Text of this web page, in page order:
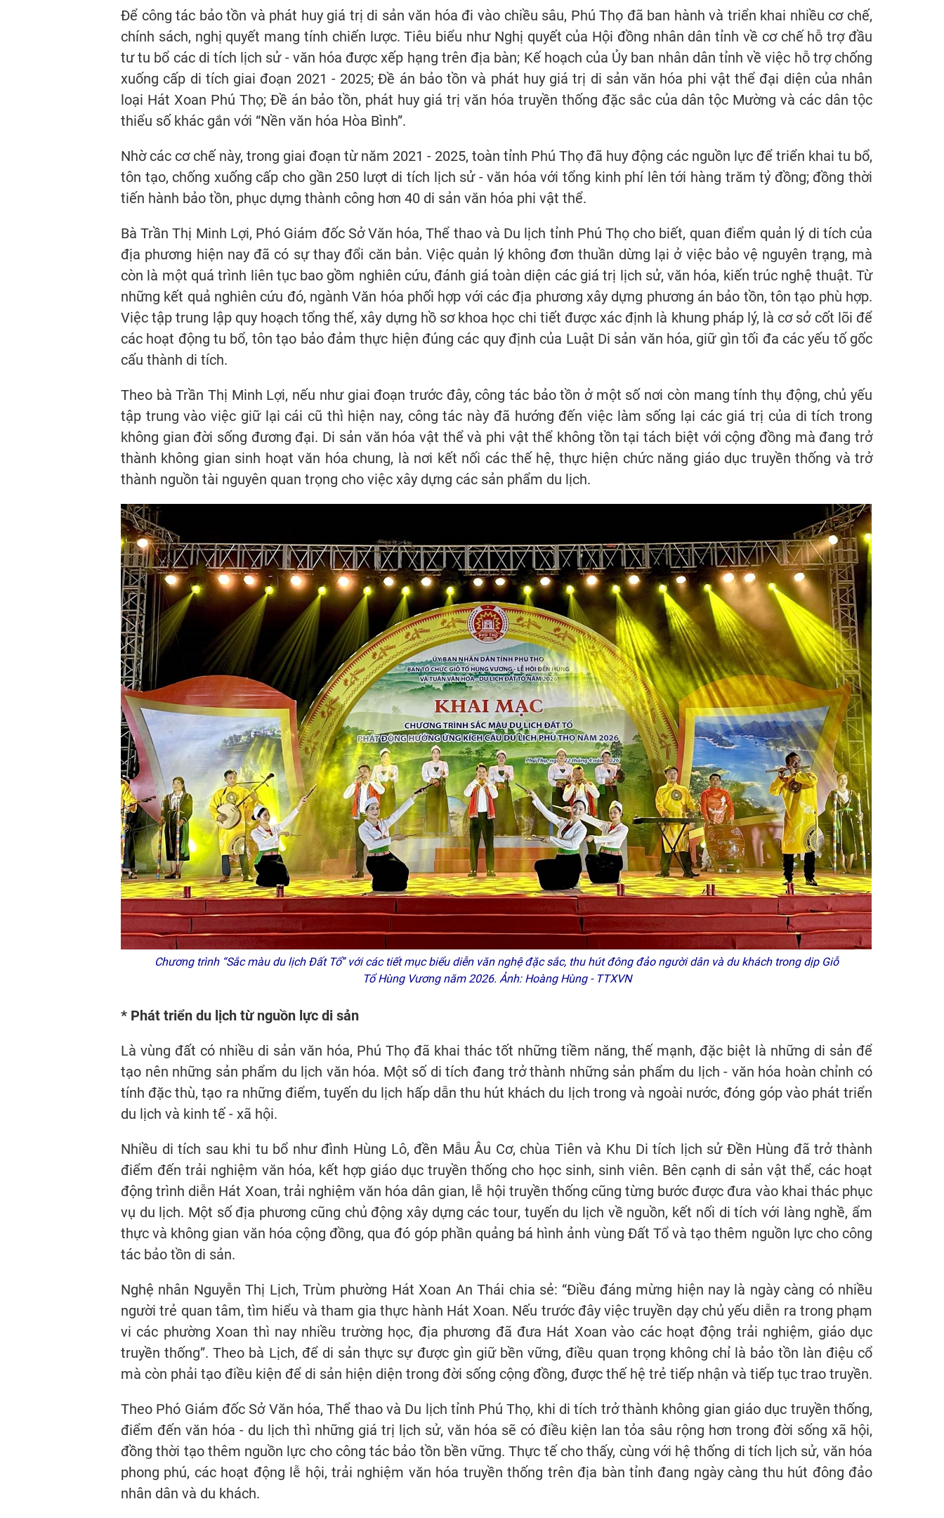
Để công tác bảo tồn và phát huy giá trị di sản văn hóa đi vào chiều sâu, Phú Thọ đã ban hành và triển khai nhiều cơ chế,
chính sách, nghị quyết mang tính chiến lược. Tiêu biểu như Nghị quyết của Hội đồng nhân dân tỉnh về cơ chế hỗ trợ đầu
tư tu bổ các di tích lịch sử - văn hóa được xếp hạng trên địa bàn; Kế hoạch của Ủy ban nhân dân tỉnh về việc hỗ trợ chống
xuống cấp di tích giai đoạn 2021 - 2025; Đề án bảo tồn và phát huy giá trị di sản văn hóa phi vật thể đại diện của nhân
loại Hát Xoan Phú Thọ; Đề án bảo tồn, phát huy giá trị văn hóa truyền thống đặc sắc của dân tộc Mường và các dân tộc
thiểu số khác gắn với “Nền văn hóa Hòa Bình”.
Nhờ các cơ chế này, trong giai đoạn từ năm 2021 - 2025, toàn tỉnh Phú Thọ đã huy động các nguồn lực để triển khai tu bổ,
tôn tạo, chống xuống cấp cho gần 250 lượt di tích lịch sử - văn hóa với tổng kinh phí lên tới hàng trăm tỷ đồng; đồng thời
tiến hành bảo tồn, phục dựng thành công hơn 40 di sản văn hóa phi vật thể.
Bà Trần Thị Minh Lợi, Phó Giám đốc Sở Văn hóa, Thể thao và Du lịch tỉnh Phú Thọ cho biết, quan điểm quản lý di tích của
địa phương hiện nay đã có sự thay đổi căn bản. Việc quản lý không đơn thuần dừng lại ở việc bảo vệ nguyên trạng, mà
còn là một quá trình liên tục bao gồm nghiên cứu, đánh giá toàn diện các giá trị lịch sử, văn hóa, kiến trúc nghệ thuật. Từ
những kết quả nghiên cứu đó, ngành Văn hóa phối hợp với các địa phương xây dựng phương án bảo tồn, tôn tạo phù hợp.
Việc tập trung lập quy hoạch tổng thể, xây dựng hồ sơ khoa học chi tiết được xác định là khung pháp lý, là cơ sở cốt lõi để
các hoạt động tu bổ, tôn tạo bảo đảm thực hiện đúng các quy định của Luật Di sản văn hóa, giữ gìn tối đa các yếu tố gốc
cấu thành di tích.
Theo bà Trần Thị Minh Lợi, nếu như giai đoạn trước đây, công tác bảo tồn ở một số nơi còn mang tính thụ động, chủ yếu
tập trung vào việc giữ lại cái cũ thì hiện nay, công tác này đã hướng đến việc làm sống lại các giá trị của di tích trong
không gian đời sống đương đại. Di sản văn hóa vật thể và phi vật thể không tồn tại tách biệt với cộng đồng mà đang trở
thành không gian sinh hoạt văn hóa chung, là nơi kết nối các thế hệ, thực hiện chức năng giáo dục truyền thống và trở
thành nguồn tài nguyên quan trọng cho việc xây dựng các sản phẩm du lịch.
Chương trình “Sắc màu du lịch Đất Tổ” với các tiết mục biểu diễn văn nghệ đặc sắc, thu hút đông đảo người dân và du khách trong dịp Giỗ
Tổ Hùng Vương năm 2026. Ảnh: Hoàng Hùng - TTXVN
* Phát triển du lịch từ nguồn lực di sản
Là vùng đất có nhiều di sản văn hóa, Phú Thọ đã khai thác tốt những tiềm năng, thế mạnh, đặc biệt là những di sản để
tạo nên những sản phẩm du lịch văn hóa. Một số di tích đang trở thành những sản phẩm du lịch - văn hóa hoàn chỉnh có
tính đặc thù, tạo ra những điểm, tuyến du lịch hấp dẫn thu hút khách du lịch trong và ngoài nước, đóng góp vào phát triển
du lịch và kinh tế - xã hội.
Nhiều di tích sau khi tu bổ như đình Hùng Lô, đền Mẫu Âu Cơ, chùa Tiên và Khu Di tích lịch sử Đền Hùng đã trở thành
điểm đến trải nghiệm văn hóa, kết hợp giáo dục truyền thống cho học sinh, sinh viên. Bên cạnh di sản vật thể, các hoạt
động trình diễn Hát Xoan, trải nghiệm văn hóa dân gian, lễ hội truyền thống cũng từng bước được đưa vào khai thác phục
vụ du lịch. Một số địa phương cũng chủ động xây dựng các tour, tuyến du lịch về nguồn, kết nối di tích với làng nghề, ẩm
thực và không gian văn hóa cộng đồng, qua đó góp phần quảng bá hình ảnh vùng Đất Tổ và tạo thêm nguồn lực cho công
tác bảo tồn di sản.
Nghệ nhân Nguyễn Thị Lịch, Trùm phường Hát Xoan An Thái chia sẻ: “Điều đáng mừng hiện nay là ngày càng có nhiều
người trẻ quan tâm, tìm hiểu và tham gia thực hành Hát Xoan. Nếu trước đây việc truyền dạy chủ yếu diễn ra trong phạm
vi các phường Xoan thì nay nhiều trường học, địa phương đã đưa Hát Xoan vào các hoạt động trải nghiệm, giáo dục
truyền thống”. Theo bà Lịch, để di sản thực sự được gìn giữ bền vững, điều quan trọng không chỉ là bảo tồn làn điệu cổ
mà còn phải tạo điều kiện để di sản hiện diện trong đời sống cộng đồng, được thế hệ trẻ tiếp nhận và tiếp tục trao truyền.
Theo Phó Giám đốc Sở Văn hóa, Thể thao và Du lịch tỉnh Phú Thọ, khi di tích trở thành không gian giáo dục truyền thống,
điểm đến văn hóa - du lịch thì những giá trị lịch sử, văn hóa sẽ có điều kiện lan tỏa sâu rộng hơn trong đời sống xã hội,
đồng thời tạo thêm nguồn lực cho công tác bảo tồn bền vững. Thực tế cho thấy, cùng với hệ thống di tích lịch sử, văn hóa
phong phú, các hoạt động lễ hội, trải nghiệm văn hóa truyền thống trên địa bàn tỉnh đang ngày càng thu hút đông đảo
nhân dân và du khách.